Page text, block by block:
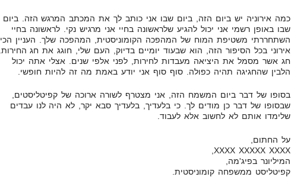
כמה אירוניה יש ביום הזה, ביום שבו אני כותב לך את המכתב המרגש הזה. ביום
שבו באופן רשמי אני יכול להגיע שלראשונה בחיי אני מרגיש נקי. לראשונה בחיי
השתחררתי משטיפת המוח של המהפכה הקומוניסטית, המהפכה שלך. העניין הכי
אירוני בכל הסיפור הזה, הוא שבעוד יומיים בדיוק, העם שלי, חוגג את חג החירות.
חג אשר מסמל את היציאה מעבדות לחירות, לפני אלפי שנים. אצלי אתה יכול
הלבין שהחגיגה תהיה כפולה. סוף סוף אני יודע באמת מה זה להיות חופשי.
בסופו של דבר ביום המשמח הזה, אני מצטרף לשורה ארוכה של קפיטליסטים,
שבסופו של דבר כן מודים לך. כי בלעדיך, בלעדיך סבא יקר, לא היה לנו עבדים
שלימדו אותם לא לחשוב אלא לעבוד.
על החתום,
XXXX XXXXX XXXX,
המיליונר בפיג'מה,
קפיטליסט ממשפחה קומוניסטית.